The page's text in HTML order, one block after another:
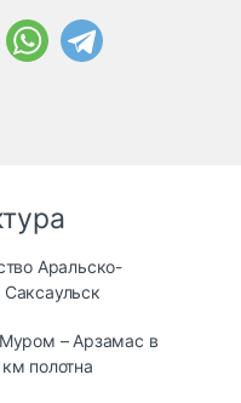
Аральско-
– Арзамас в
полотна